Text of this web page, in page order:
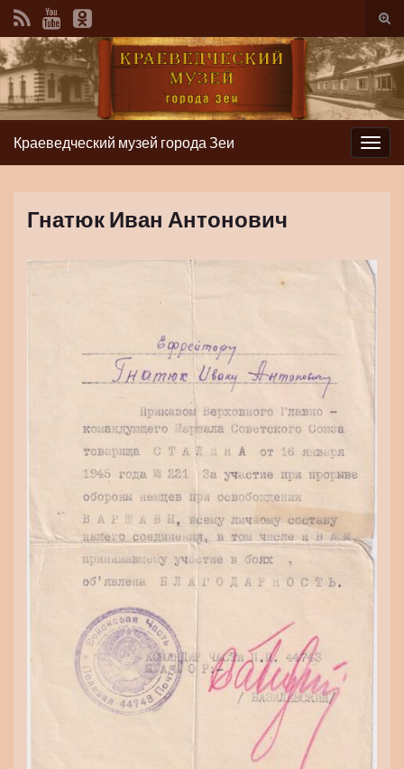
Вкл/
Вкл/
выкл
Краеведческий музей города Зеи
Гнатюк Иван Антонович